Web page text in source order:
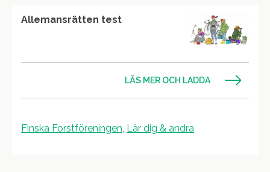
Allemansrätten test
LÄS MER OCH LADDA
Finska Forstföreningen, Lär dig & andra